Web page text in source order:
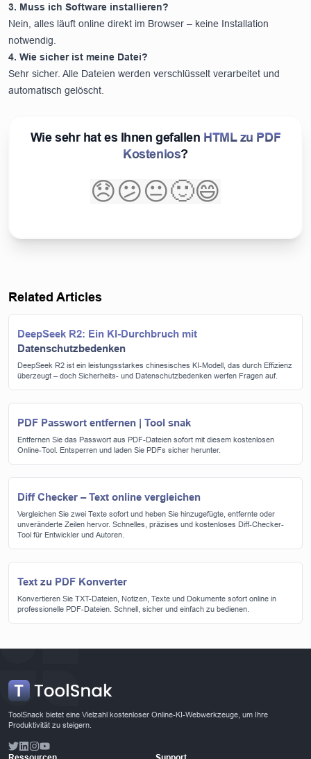
3. Muss ich Software installieren?
Nein, alles läuft online direkt im Browser – keine Installation
notwendig.
4. Wie sicher ist meine Datei?
Sehr sicher. Alle Dateien werden verschlüsselt verarbeitet und
automatisch gelöscht.
Wie sehr hat es Ihnen gefallen HTML zu PDF
Kostenlos?
😞😕😐🙂😄
Related Articles
DeepSeek R2: Ein KI-Durchbruch mit
Datenschutzbedenken
DeepSeek R2 ist ein leistungsstarkes chinesisches KI-Modell, das durch Effizienz
überzeugt – doch Sicherheits- und Datenschutzbedenken werfen Fragen auf.
PDF Passwort entfernen | Tool snak
Entfernen Sie das Passwort aus PDF-Dateien sofort mit diesem kostenlosen
Online-Tool. Entsperren und laden Sie PDFs sicher herunter.
Diff Checker – Text online vergleichen
Vergleichen Sie zwei Texte sofort und heben Sie hinzugefügte, entfernte oder
unveränderte Zeilen hervor. Schnelles, präzises und kostenloses Diff-Checker-
Tool für Entwickler und Autoren.
Text zu PDF Konverter
Konvertieren Sie TXT-Dateien, Notizen, Texte und Dokumente sofort online in
professionelle PDF-Dateien. Schnell, sicher und einfach zu bedienen.
ToolSnack bietet eine Vielzahl kostenloser Online-KI-Webwerkzeuge, um Ihre
Produktivität zu steigern.